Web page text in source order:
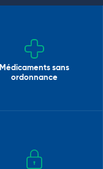
Médicaments sans
ordonnance